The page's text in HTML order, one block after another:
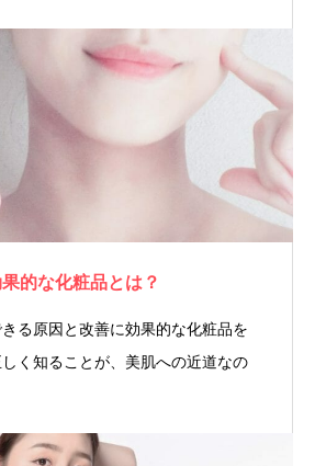
的な化粧品とは？
る原因と改善に効果的な化粧品を
く知ることが、美肌への近道なの